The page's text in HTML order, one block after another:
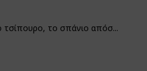
τσίπουρο, το σπάνιο απόσ...